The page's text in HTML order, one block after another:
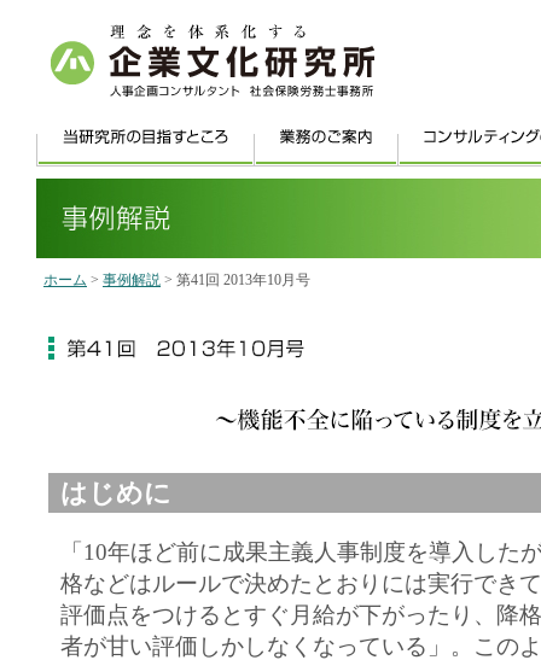
ホーム > 事例解説 > 第41回 2013年10月号
はじめに
「10年ほど前に成果主義人事制度を導入した
格などはルールで決めたとおりには実行でき
評価点をつけるとすぐ月給が下がったり、降
者が甘い評価しかしなくなっている」。この